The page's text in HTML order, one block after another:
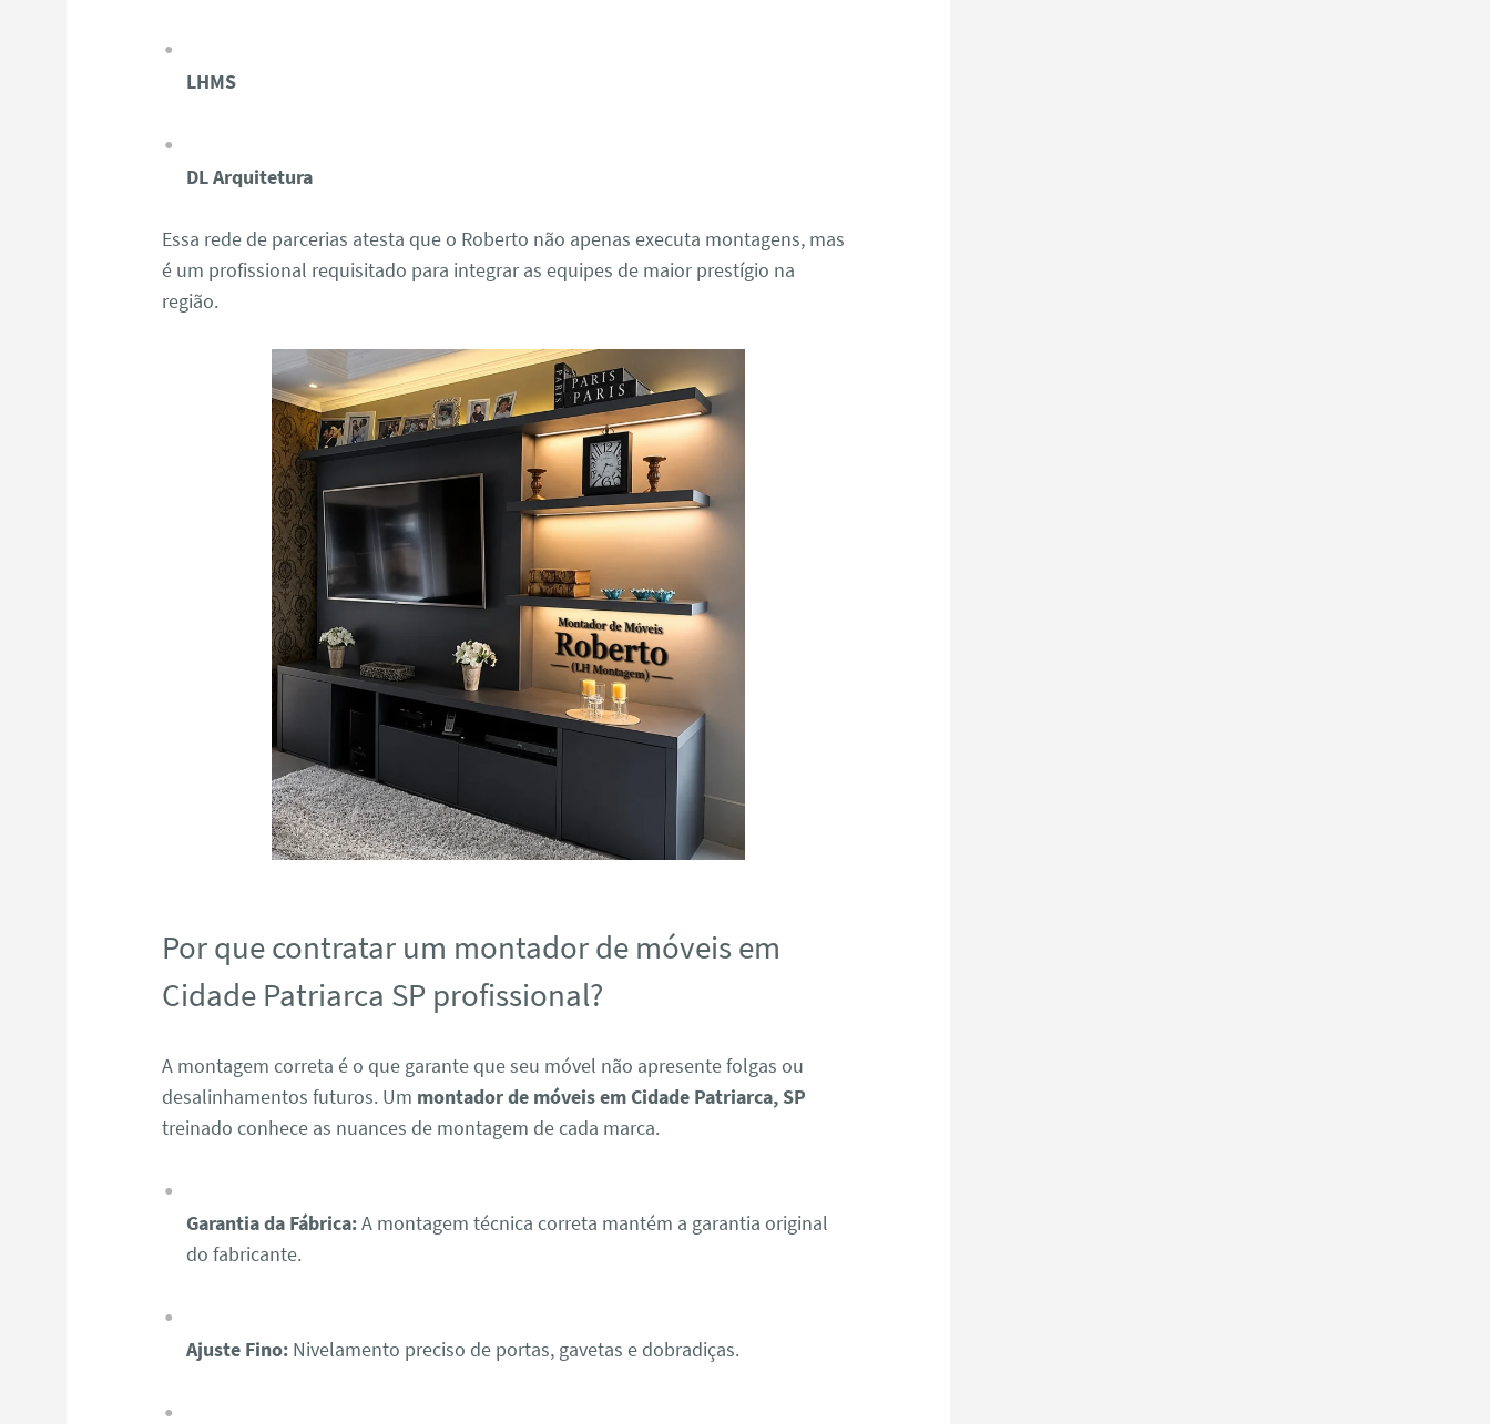
LHMS
DL Arquitetura
Essa rede de parcerias atesta que o Roberto não apenas executa montagens, mas
é um profissional requisitado para integrar as equipes de maior prestígio na
região.
Por que contratar um montador de móveis em
Cidade Patriarca SP profissional?
A montagem correta é o que garante que seu móvel não apresente folgas ou
desalinhamentos futuros. Um montador de móveis em Cidade Patriarca, SP
treinado conhece as nuances de montagem de cada marca.
Garantia da Fábrica:A montagem técnica correta mantém a garantia original
do fabricante.
Ajuste Fino:Nivelamento preciso de portas, gavetas e dobradiças.